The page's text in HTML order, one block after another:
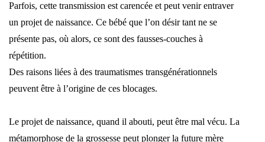
Parfois, cette transmission est carencée et peut venir entraver
un projet de naissance. Ce bébé que l’on désir tant ne se
présente pas, où alors, ce sont des fausses-couches à
répétition.
Des raisons liées à des traumatismes transgénérationnels
peuvent être à l’origine de ces blocages.
Le projet de naissance, quand il abouti, peut être mal vécu. La
métamorphose de la grossesse peut plonger la future mère